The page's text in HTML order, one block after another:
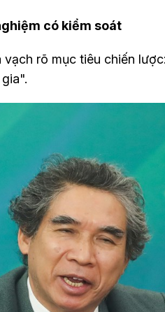
có kiểm soát
rõ mục tiêu chiến